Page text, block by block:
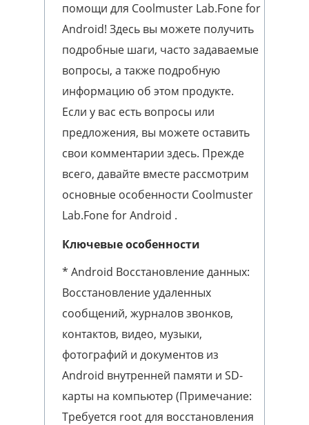
помощи для Coolmuster Lab.Fone for
Android! Здесь вы можете получить
подробные шаги, часто задаваемые
вопросы, а также подробную
информацию об этом продукте.
Если у вас есть вопросы или
предложения, вы можете оставить
свои комментарии здесь. Прежде
всего, давайте вместе рассмотрим
основные особенности Coolmuster
Lab.Fone for Android .
Ключевые особенности
* Android Восстановление данных:
Восстановление удаленных
сообщений, журналов звонков,
контактов, видео, музыки,
фотографий и документов из
Android внутренней памяти и SD-
карты на компьютер (Примечание:
Требуется root для восстановления